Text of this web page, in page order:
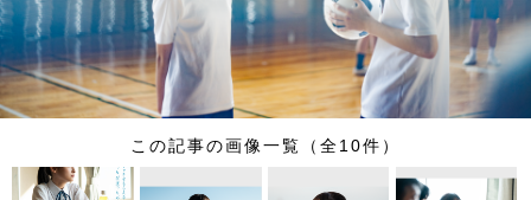
この記事の画像一覧（全10件）